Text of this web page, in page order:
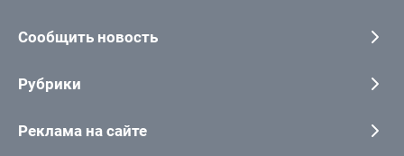
Сообщить новость
Рубрики
Реклама на сайте